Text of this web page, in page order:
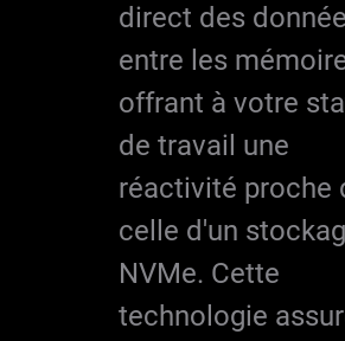
direct des
entre les
offrant à votre
de travail une
réactivité proche
celle d'un
NVMe. Cette
technologie